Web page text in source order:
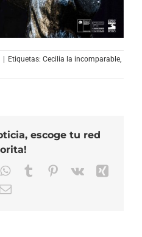
Etiquetas: Cecilia la incomparable,
escoge tu red
WhatsApp
TumblrPinterest
Vk
Correo